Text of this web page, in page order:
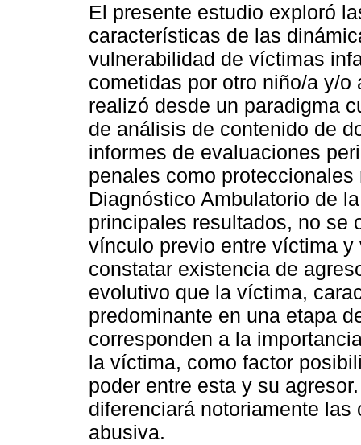
El presente estudio exploró
características de las
vulnerabilidad de víctimas
cometidas por otro niño/a y/
realizó desde un paradigma
de análisis de contenido de
informes de evaluaciones
penales como
Diagnóstico Ambulatorio de
principales resultados, no se
vínculo previo entre víctima
constatar existencia de
evolutivo que la víctima,
predominante en una etapa
corresponden a la
la víctima, como factor
poder entre esta y su
diferenciará notoriamente
abusiva.